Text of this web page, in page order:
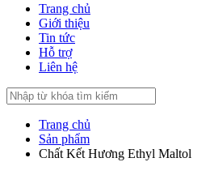
Trang chủ
Giới thiệu
Tin tức
Hỗ trợ
Liên hệ
Trang chủ
Sản phẩm
Chất Kết Hương Ethyl Maltol